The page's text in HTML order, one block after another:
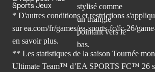
Sports Jeux
* D'autres conditions et restrictions
sur ea.com/fr/games/ea-sports-fc/fc-26/
en savoir plus.
** Les statistiques de la saison Tournée
Ultimate Team™ d’EA SPORTS FC™ 26